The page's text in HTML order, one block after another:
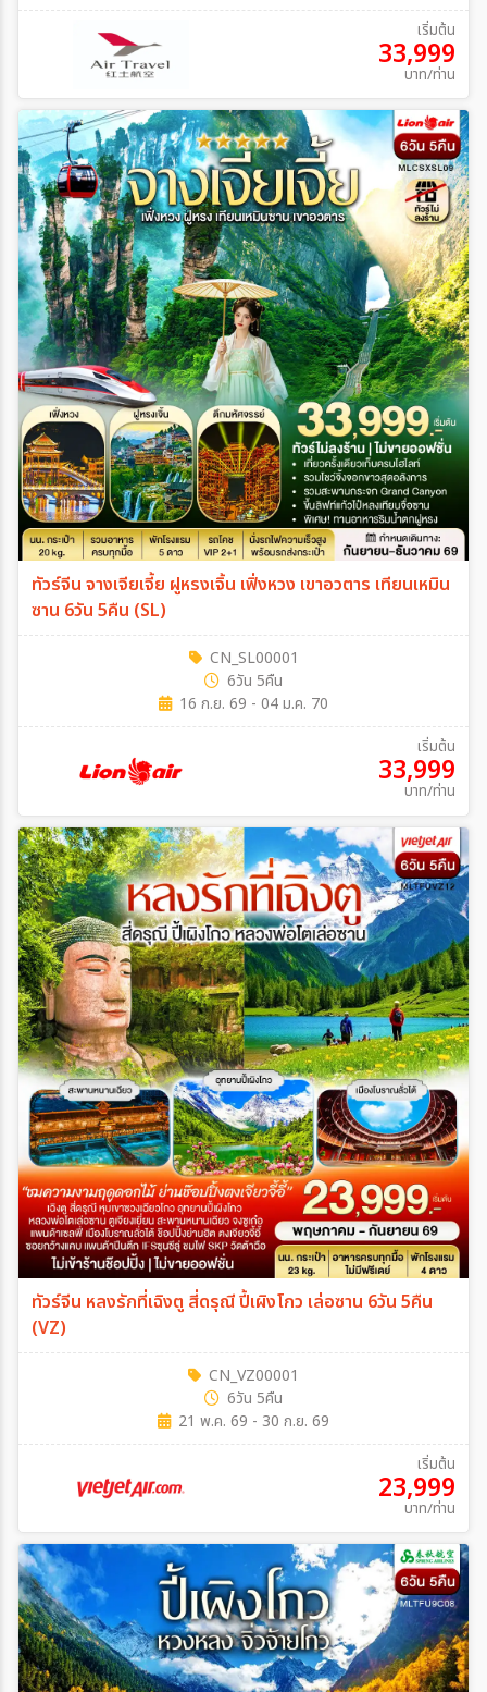
เริ่มต้น
33,999
บาท/ท่าน
ทัวร์จีน จางเจียเจี้ย ฝูหรงเจิ้น เฟิ่งหวง เขาอวตาร เทียนเหมิน
ซาน 6วัน 5คืน (SL)
CN_SL00001
6วัน 5คืน
16 ก.ย. 69 - 04 ม.ค. 70
เริ่มต้น
33,999
บาท/ท่าน
ทัวร์จีน หลงรักที่เฉิงตู สี่ดรุณี ปี้เผิงโกว เล่อซาน 6วัน 5คืน
(VZ)
CN_VZ00001
6วัน 5คืน
21 พ.ค. 69 - 30 ก.ย. 69
เริ่มต้น
23,999
บาท/ท่าน